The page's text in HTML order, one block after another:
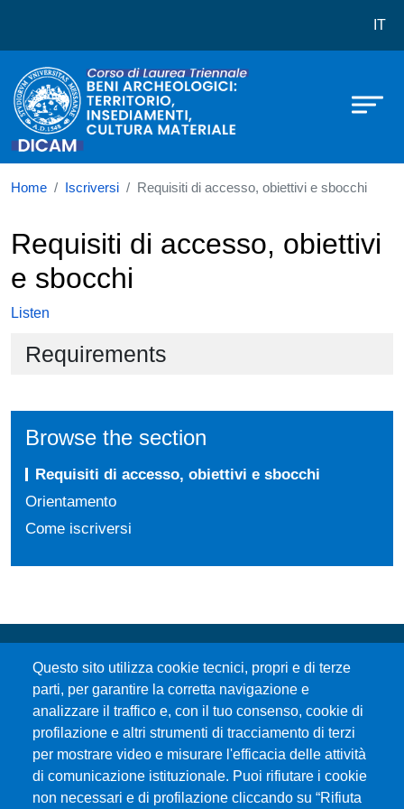
Corso di laurea in Beni IT
Home Iscriversi Requisiti di accesso, obiettivi e sbocchi
Requisiti di accesso, obiettivi
e sbocchi
Listen
Requirements
Browse the section
Requisiti di accesso, obiettivi e sbocchi
Orientamento
Come iscriversi
Questo sito utilizza cookie tecnici, propri e di terze
parti, per garantire la corretta navigazione e
analizzare il traffico e, con il tuo consenso, cookie di
profilazione e altri strumenti di tracciamento di terzi
per mostrare video e misurare l'efficacia delle attività
di comunicazione istituzionale. Puoi rifiutare i cookie
non necessari e di profilazione cliccando su “Rifiuta
Università degli Studi di Messina
Piazza Pugliatti, 1 - 98122 Messina
Cod. Fiscale 80004070837